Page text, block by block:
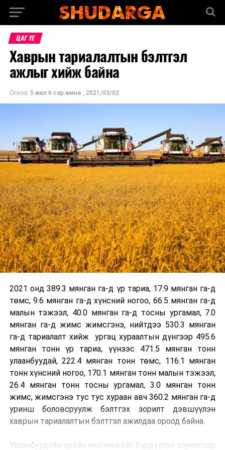
ЦАГ ҮЕ
Хаврын тариалалтын бэлтгэл
ажлыг хийж байна
Огноо: 5 жил 6 сар.өмнө , 2021/03/02
2021 онд 389.3 мянган га-д үр тариа, 17.9 мянган га-д
төмс, 9.6 мянган га-д хүнсний ногоо, 66.5 мянган га-д
малын тэжээл, 40.0 мянган га-д тосны ургамал, 7.0
мянган га-д жимс жимсгэнэ, нийтдээ 530.3 мянган
га-д тариалалт хийж ургац хураалтын дүнгээр 495.6
мянган тонн үр тариа, үүнээс 471.5 мянган тонн
улаанбуудай, 222.4 мянган тонн төмс, 116.1 мянган
тонн хүнсний ногоо, 170.1 мянган тонн малын тэжээл,
26.4 мянган тонн тосны ургамал, 3.0 мянган тонн
жимс, жимсгэнэ тус тус хураан авч 360.2 мянган га-д
уринш боловсруулж бэлтгэх зорилт дэвшүүлэн
хаврын тариалалтын бэлтгэл ажилдаа ороод байна.
Улаанбуудайн үрийн хангамжийг бүрдүүлэх зорилгоор